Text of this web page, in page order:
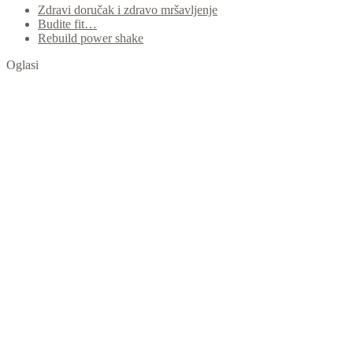
Zdravi doručak i zdravo mršavljenje
Budite fit…
Rebuild power shake
Oglasi